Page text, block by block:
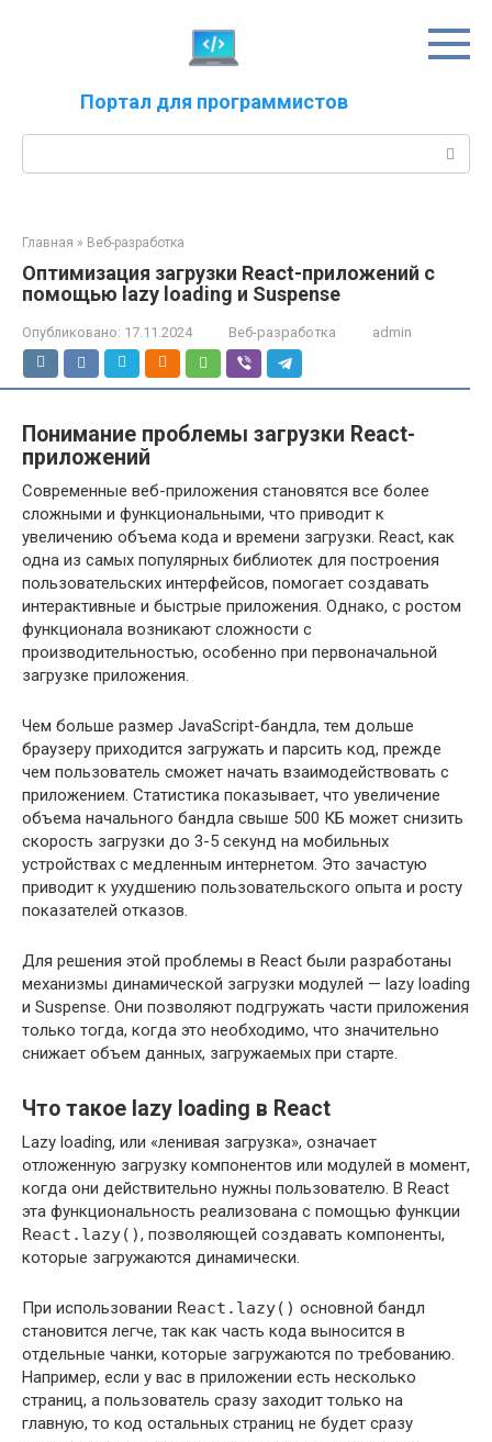
Портал для программистов
Главная » Веб-разработка
Оптимизация загрузки React-приложений с
помощью lazy loading и Suspense
Опубликовано: 17.11.2024 Веб-разработка admin
Понимание проблемы загрузки React-
приложений
Современные веб-приложения становятся все более
сложными и функциональными, что приводит к
увеличению объема кода и времени загрузки. React, как
одна из самых популярных библиотек для построения
пользовательских интерфейсов, помогает создавать
интерактивные и быстрые приложения. Однако, с ростом
функционала возникают сложности с
производительностью, особенно при первоначальной
загрузке приложения.
Чем больше размер JavaScript-бандла, тем дольше
браузеру приходится загружать и парсить код, прежде
чем пользователь сможет начать взаимодействовать с
приложением. Статистика показывает, что увеличение
объема начального бандла свыше 500 КБ может снизить
скорость загрузки до 3-5 секунд на мобильных
устройствах с медленным интернетом. Это зачастую
приводит к ухудшению пользовательского опыта и росту
показателей отказов.
Для решения этой проблемы в React были разработаны
механизмы динамической загрузки модулей — lazy loading
и Suspense. Они позволяют подгружать части приложения
только тогда, когда это необходимо, что значительно
снижает объем данных, загружаемых при старте.
Что такое lazy loading в React
Lazy loading, или «ленивая загрузка», означает
отложенную загрузку компонентов или модулей в момент,
когда они действительно нужны пользователю. В React
эта функциональность реализована с помощью функции
React.lazy(), позволяющей создавать компоненты,
которые загружаются динамически.
При использовании React.lazy() основной бандл
становится легче, так как часть кода выносится в
отдельные чанки, которые загружаются по требованию.
Например, если у вас в приложении есть несколько
страниц, а пользователь сразу заходит только на
главную, то код остальных страниц не будет сразу